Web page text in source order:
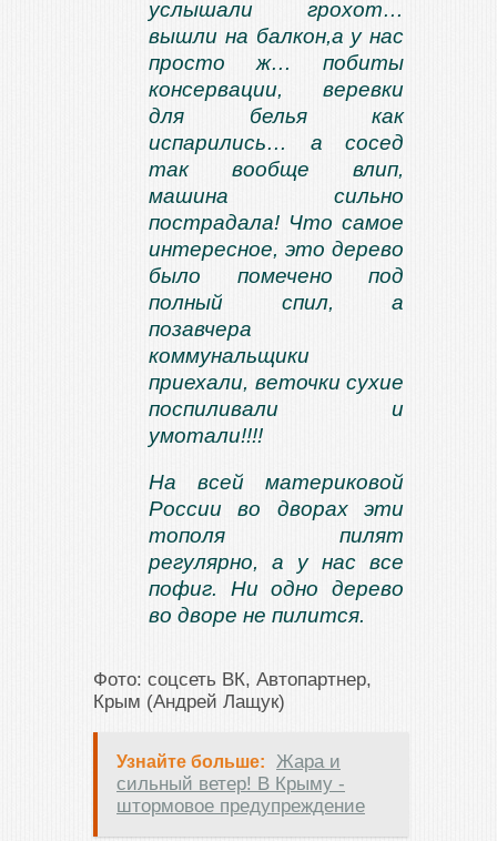
услышали грохот…
вышли на балкон,а у нас
просто ж… побиты
консервации, веревки
для белья как
испарились… а сосед
так вообще влип,
машина сильно
пострадала! Что самое
интересное, это дерево
было помечено под
полный спил, а
позавчера
коммунальщики
приехали, веточки сухие
поспиливали и
умотали!!!!
На всей материковой
России во дворах эти
тополя пилят
регулярно, а у нас все
пофиг. Ни одно дерево
во дворе не пилится.
Фото: соцсеть ВК, Автопартнер,
Крым (Андрей Лащук)
Узнайте больше:
Жара и
сильный ветер! В Крыму -
штормовое предупреждение